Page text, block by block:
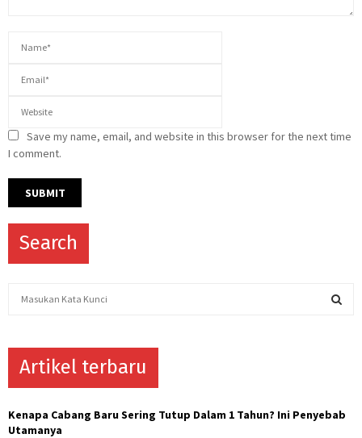
Save my name, email, and website in this browser for the next time
I comment.
Search
o
r
Artikel terbaru
Kenapa Cabang Baru Sering Tutup Dalam 1 Tahun? Ini Penyebab
Utamanya